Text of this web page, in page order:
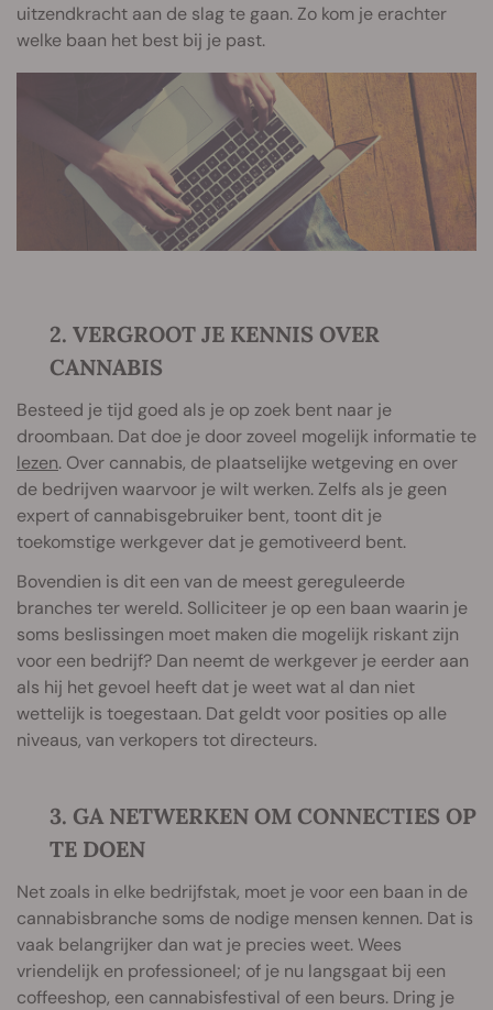
uitzendkracht aan de slag te gaan. Zo kom je erachter
welke baan het best bij je past.
2. VERGROOT JE KENNIS OVER
CANNABIS
Besteed je tijd goed als je op zoek bent naar je
droombaan. Dat doe je door zoveel mogelijk informatie te
lezen. Over cannabis, de plaatselijke wetgeving en over
de bedrijven waarvoor je wilt werken. Zelfs als je geen
expert of cannabisgebruiker bent, toont dit je
toekomstige werkgever dat je gemotiveerd bent.
Bovendien is dit een van de meest gereguleerde
branches ter wereld. Solliciteer je op een baan waarin je
soms beslissingen moet maken die mogelijk riskant zijn
voor een bedrijf? Dan neemt de werkgever je eerder aan
als hij het gevoel heeft dat je weet wat al dan niet
wettelijk is toegestaan. Dat geldt voor posities op alle
niveaus, van verkopers tot directeurs.
3. GA NETWERKEN OM CONNECTIES OP
TE DOEN
Net zoals in elke bedrijfstak, moet je voor een baan in de
cannabisbranche soms de nodige mensen kennen. Dat is
vaak belangrijker dan wat je precies weet. Wees
vriendelijk en professioneel; of je nu langsgaat bij een
coffeeshop, een cannabisfestival of een beurs. Dring je